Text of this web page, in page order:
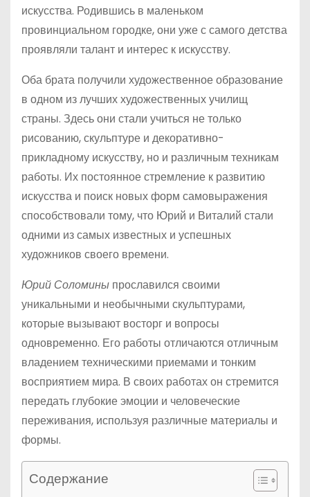
искусства. Родившись в маленьком
провинциальном городке, они уже с самого детства
проявляли талант и интерес к искусству.
Оба брата получили художественное образование
в одном из лучших художественных училищ
страны. Здесь они стали учиться не только
рисованию, скульптуре и декоративно-
прикладному искусству, но и различным техникам
работы. Их постоянное стремление к развитию
искусства и поиск новых форм самовыражения
способствовали тому, что Юрий и Виталий стали
одними из самых известных и успешных
художников своего времени.
Юрий Соломины прославился своими
уникальными и необычными скульптурами,
которые вызывают восторг и вопросы
одновременно. Его работы отличаются отличным
владением техническими приемами и тонким
восприятием мира. В своих работах он стремится
передать глубокие эмоции и человеческие
переживания, используя различные материалы и
формы.
Содержание